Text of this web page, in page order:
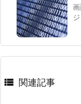
 関連記事